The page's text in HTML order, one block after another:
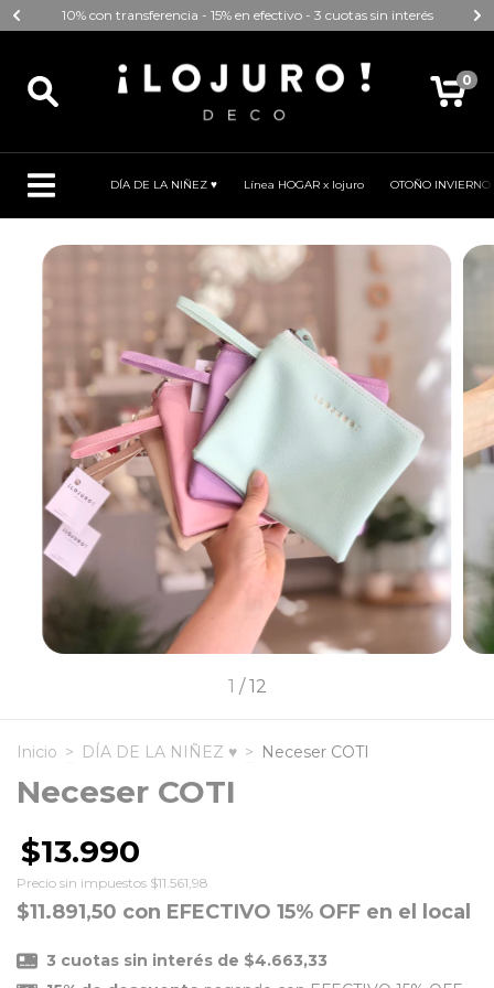
10% con transferencia - 15% en efectivo - 3 cuotas sin interés
0
DÍA DE LA NIÑEZ ♥ Línea HOGAR x lojuro OTOÑO INVIERNO
1 / 12
Inicio > DÍA DE LA NIÑEZ ♥ > Neceser COTI
Neceser COTI
$13.990
Precio sin impuestos $11.561,98
$11.891,50 con EFECTIVO 15% OFF en el local
3 cuotas sin interés de $4.663,33